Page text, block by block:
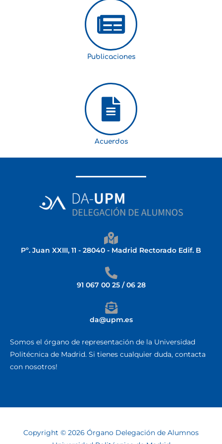
Publicaciones
Acuerdos
Pº. Juan XXIII, 11 - 28040 - Madrid Rectorado Edif. B
91 067 00 25 / 06 28
da@upm.es
Somos el órgano de representación de la Universidad
Politécnica de Madrid. Si tienes cualquier duda, contacta
con nosotros!
Copyright © 2026 Órgano Delegación de Alumnos